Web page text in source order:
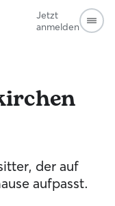
Jetzt
anmelden
der auf
aufpasst.